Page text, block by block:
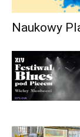
Naukowy